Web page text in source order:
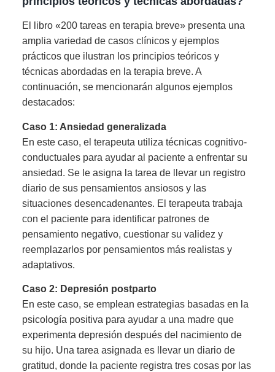
El libro «200 tareas en terapia breve» presenta una
amplia variedad de casos clínicos y ejemplos
prácticos que ilustran los principios teóricos y
técnicas abordadas en la terapia breve. A
continuación, se mencionarán algunos ejemplos
destacados:
Caso 1: Ansiedad generalizada
En este caso, el terapeuta utiliza técnicas cognitivo-
conductuales para ayudar al paciente a enfrentar su
ansiedad. Se le asigna la tarea de llevar un registro
diario de sus pensamientos ansiosos y las
situaciones desencadenantes. El terapeuta trabaja
con el paciente para identificar patrones de
pensamiento negativo, cuestionar su validez y
reemplazarlos por pensamientos más realistas y
adaptativos.
Caso 2: Depresión postparto
En este caso, se emplean estrategias basadas en la
psicología positiva para ayudar a una madre que
experimenta depresión después del nacimiento de
su hijo. Una tarea asignada es llevar un diario de
gratitud, donde la paciente registra tres cosas por las